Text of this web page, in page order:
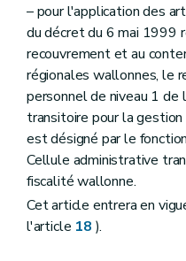
– pour l'application des
du décret du 6 mai 1999
recouvrement et au
régionales wallonnes, le
personnel de niveau 1
transitoire pour la
est désigné par le
Cellule administrative
fiscalité wallonne.
Cet article entrera en
l'article 18 ).